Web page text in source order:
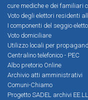
cure mediche e dei familiari
Voto degli elettori residenti
I componenti del seggio
Voto domiciliare
Utilizzo locali per
Centralino telefonico - PEC
Albo pretorio Online
Archivio atti amministrativi
Comuni-Chiamo
Progetto SADEL archivi EE.LL.